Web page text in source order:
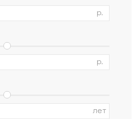
Альбом АР, КР, ИР
р.
р.
лет